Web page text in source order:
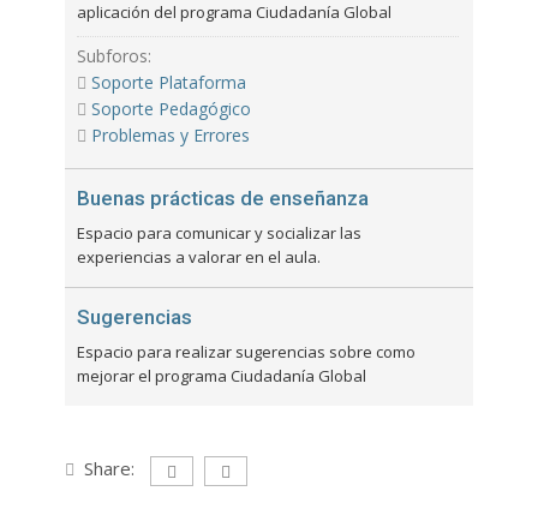
aplicación del programa Ciudadanía Global
Subforos:
Soporte Plataforma
Soporte Pedagógico
Problemas y Errores
Buenas prácticas de enseñanza
Espacio para comunicar y socializar las
experiencias a valorar en el aula.
Sugerencias
Espacio para realizar sugerencias sobre como
mejorar el programa Ciudadanía Global
Share: